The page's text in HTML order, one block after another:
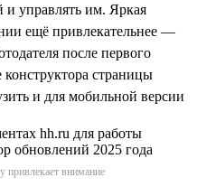
и управлять им. Яркая
ещё привлекательнее —
после первого
страницы
и для мобильной версии
привлекает внимание